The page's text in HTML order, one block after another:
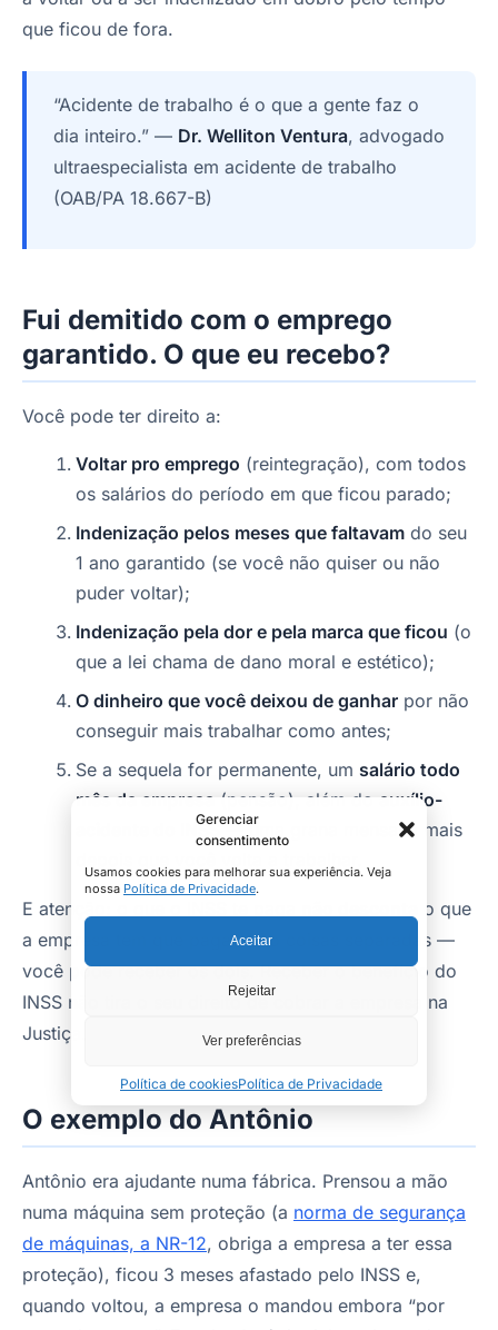
Gerenciar
consentimento
Usamos cookies para melhorar sua experiência. Veja
nossa Política de Privacidade.
Aceitar
Rejeitar
Ver preferências
Política de cookiesPolítica de Privacidade
que ficou de fora.
“Acidente de trabalho é o que a gente faz o
dia inteiro.” — Dr. Welliton Ventura, advogado
ultraespecialista em acidente de trabalho
(OAB/PA 18.667-B)
Fui demitido com o emprego
garantido. O que eu recebo?
Você pode ter direito a:
Voltar pro emprego (reintegração), com todos
os salários do período em que ficou parado;
Indenização pelos meses que faltavam do seu
1 ano garantido (se você não quiser ou não
puder voltar);
Indenização pela dor e pela marca que ficou (o
que a lei chama de dano moral e estético);
O dinheiro que você deixou de ganhar por não
conseguir mais trabalhar como antes;
Se a sequela for permanente, um salário todo
mês da empresa (pensão), além do auxílio-
acidente do INSS— uma grana mensal a mais
E atenção: o que o INSS te paga
o que
a empresa tem que pagar. São coisas separadas —
você pode receber os dois. Receber o benefício do
INSS não tira o seu direito de cobrar a empresa na
Justiça.
O exemplo do Antônio
Antônio era ajudante numa fábrica. Prensou a mão
numa máquina sem proteção (a norma de segurança
de máquinas, a NR-12, obriga a empresa a ter essa
proteção), ficou 3 meses afastado pelo INSS e,
quando voltou, a empresa o mandou embora “por